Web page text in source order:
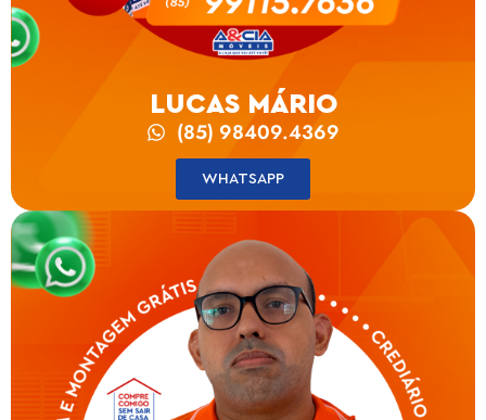
LUCAS MÁRIO
(85) 98409.4369
WHATSAPP